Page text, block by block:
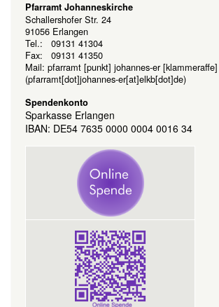
Pfarramt Johanneskirche
Schallershofer Str. 24
91056 Erlangen
Tel.: 09131 41304
Fax: 09131 41350
Mail: pfarramt [punkt] johannes-er [klammeraffe]
(pfarramt[dot]johannes-er[at]elkb[dot]de)
Spendenkonto
Sparkasse Erlangen
IBAN: DE54 7635 0000 0004 0016 34